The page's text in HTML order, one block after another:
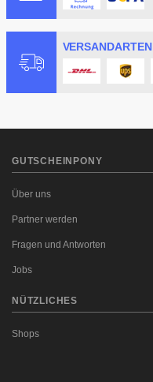
VERSANDARTEN
GUTSCHEINPONY
Über uns
Partner werden
Fragen und Antworten
Jobs
NÜTZLICHES
Shops